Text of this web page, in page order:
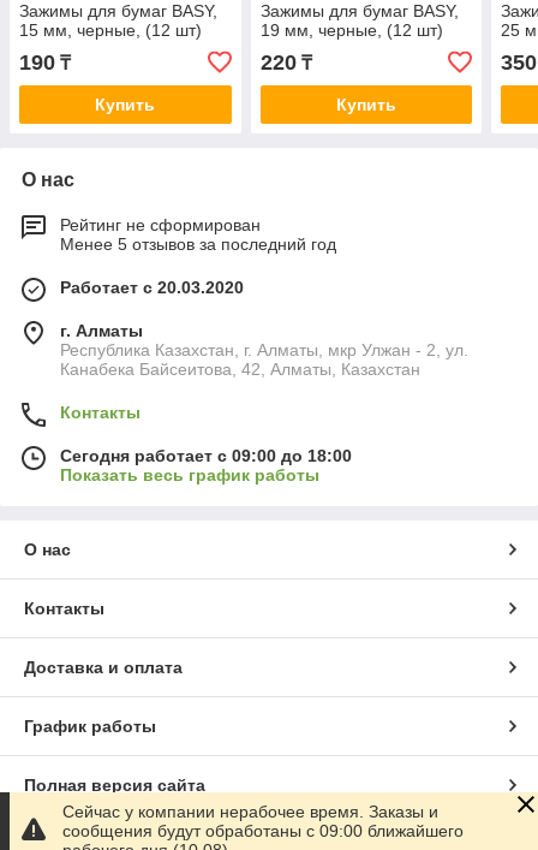
Зажимы для бумаг BASY,
15 мм, черные, (12 шт)
190 ₸
Купить
Зажимы для бумаг BASY,
19 мм, черные, (12 шт)
220₸
Купить
25
350
О нас
Рейтинг не сформирован
Менее 5 отзывов за последний год
Работает с 20.03.2020
г. Алматы
Республика Казахстан, г. Алматы, мкр Улжан - 2, ул.
Канабека Байсеитова, 42, Алматы, Казахстан
Контакты
Сегодня работает с 09:00 до 18:00
Показать весь график работы
О нас
Контакты
Доставка и оплата
График работы
Полная версия сайта
Сайт создан на маркетплейсе
Сейчас у компании нерабочее время. Заказы и
сообщения будут обработаны с 09:00 ближайшего